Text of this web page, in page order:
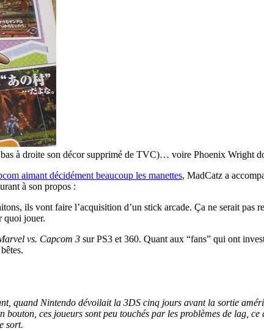
à droite son décor supprimé de TVC)… voire Phoenix Wright
aimant décidément beaucoup les manettes, MadCatz a
à son propos :
ils vont faire l’acquisition d’un stick arcade. Ça ne serait
quoi jouer.
vs. Capcom 3 sur PS3 et 360. Quant aux “fans” qui ont
quand Nintendo dévoilait la 3DS cinq jours avant la sortie
ces joueurs sont peu touchés par les problèmes de lag,
sort.